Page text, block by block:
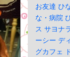
お友達 ひ
な・病院
ス サヨナ
ーシー デ
グカフェ